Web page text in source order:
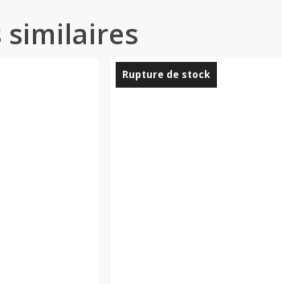
similaires
Rupture de stock